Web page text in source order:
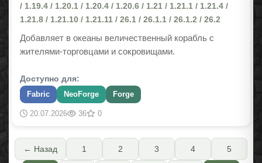
/ 1.19.4 / 1.20.1 / 1.20.4 / 1.20.6 / 1.21 / 1.21.1 / 1.21.4 /
1.21.8 / 1.21.10 / 1.21.11 / 26.1 / 26.1.1 / 26.1.2 / 26.2
Добавляет в океаны величественный корабль с
жителями-торговцами и сокровищами.
Доступно для:
Fabric NeoForge Forge
20.07.2026 36 0
← Назад 1 2 3 4 5